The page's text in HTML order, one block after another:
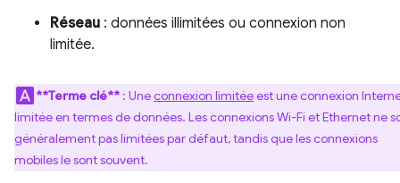
Réseau : données illimitées ou connexion non
limitée.
**Terme clé** : Uneconnexion limitéeest une connexion
limitée en termes de données. Les connexions Wi-Fi et Ethernet ne
généralement pas limitées par défaut, tandis que les connexions
mobiles le sont souvent.